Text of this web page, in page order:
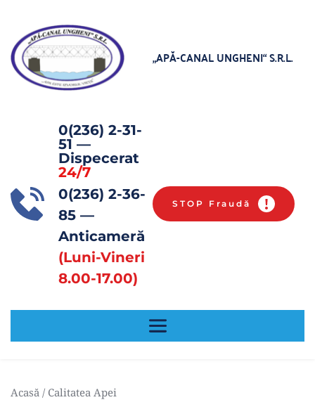
„APĂ-CANAL UNGHENI“ S.R.L.
0(236) 2-31-
51 —
24/7
0(236) 2-36-
85 —
(Luni-Vineri
8.00-17.00)
STOP Fraudă
Acasă / Calitatea Apei